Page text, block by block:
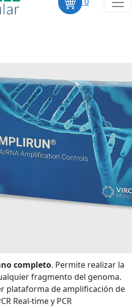
completo. Permite realizar la
fragmento del genoma.
plataforma de amplificación de
Real-time y PCR